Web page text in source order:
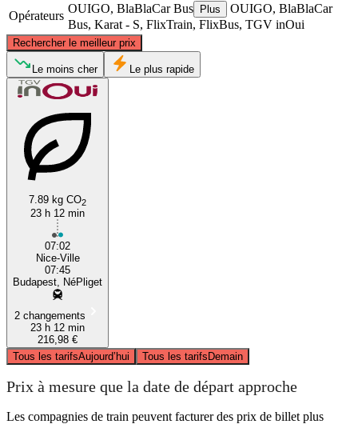
Opérateurs
OUIGO, BlaBlaCar Bus Plus
OUIGO, BlaBlaCar
Bus, Karat - S, FlixTrain, FlixBus, TGV inOui
Rechercher le meilleur prix
Nice
©CARTO, ©OpenStreetMapcontributors
Le moins cher Le plus rapide
7.89 kg CO2
23 h 12 min
07:02
Nice-Ville
07:45
Budapest, NéPliget
2 changements
23 h 12 min
216,98 €
Tous les tarifsAujourd’hui Tous les tarifsDemain
Prix à mesure que la date de départ approche
Les compagnies de train peuvent facturer des prix de billet plus